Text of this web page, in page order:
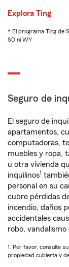
Explora Ting
* El programa Ting de
SD ni WY
Seguro de
El seguro de
apartamentos,
computadoras,
muebles y ropa,
u otra vivienda
inquilinos1
personal en su
cubre pérdidas
incendio, daños
accidentales
robo, vandalismo
1. Por favor, consulte
propiedad cubierta y